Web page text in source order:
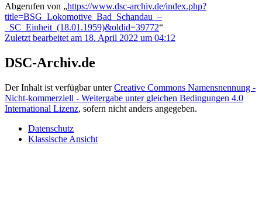
Abgerufen von „https://www.dsc-archiv.de/index.php?
title=BSG_Lokomotive_Bad_Schandau_–
_SC_Einheit_(18.01.1959)&oldid=39772“
Zuletzt bearbeitet am 18. April 2022 um 04:12
DSC-Archiv.de
Der Inhalt ist verfügbar unterCreative Commons Namensnennung -
Nicht-kommerziell - Weitergabe unter gleichen Bedingungen 4.0
International Lizenz, sofern nicht anders angegeben.
Datenschutz
Klassische Ansicht